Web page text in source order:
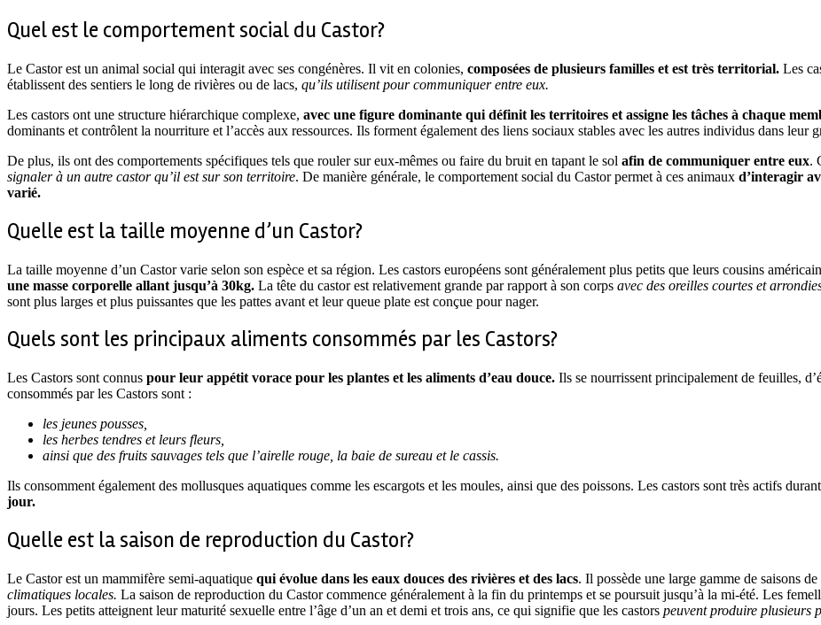
Quel est le comportement social du Castor?
Le Castor est un animal social qui interagit avec ses congénères. Il vit en colonies, composées de plusieurs familles et est très territorial. Les
établissent des sentiers le long de rivières ou de lacs, qu’ils utilisent pour communiquer entre eux.
Les castors ont une structure hiérarchique complexe, avec une figure dominante qui définit les territoires et assigne les tâches à chaque
dominants et contrôlent la nourriture et l’accès aux ressources. Ils forment également des liens sociaux stables avec les autres individus dans leur
De plus, ils ont des comportements spécifiques tels que rouler sur eux-mêmes ou faire du bruit en tapant le sol afin de communiquer entre eux.
signaler à un autre castor qu’il est sur son territoire. De manière générale, le comportement social du Castor permet à ces animaux d’interagir
varié.
Quelle est la taille moyenne d’un Castor?
La taille moyenne d’un Castor varie selon son espèce et sa région. Les castors européens sont généralement plus petits que leurs cousins
une masse corporelle allant jusqu’à 30kg. La tête du castor est relativement grande par rapport à son corps avec des oreilles courtes et
sont plus larges et plus puissantes que les pattes avant et leur queue plate est conçue pour nager.
Quels sont les principaux aliments consommés par les Castors?
Les Castors sont connus pour leur appétit vorace pour les plantes et les aliments d’eau douce. Ils se nourrissent principalement de feuilles,
consommés par les Castors sont :
les jeunes pousses,
les herbes tendres et leurs fleurs,
ainsi que des fruits sauvages tels que l’airelle rouge, la baie de sureau et le cassis.
Ils consomment également des mollusques aquatiques comme les escargots et les moules, ainsi que des poissons. Les castors sont très actifs
jour.
Quelle est la saison de reproduction du Castor?
Le Castor est un mammifère semi-aquatique qui évolue dans les eaux douces des rivières et des lacs. Il possède une large gamme de saisons
climatiques locales. La saison de reproduction du Castor commence généralement à la fin du printemps et se poursuit jusqu’à la mi-été. Les
jours. Les petits atteignent leur maturité sexuelle entre l’âge d’un an et demi et trois ans, ce qui signifie que les castors peuvent produire plusieurs